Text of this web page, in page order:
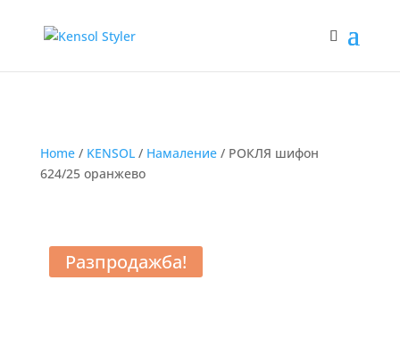
Home/ KENSOL/ Намаление/ РОКЛЯ шифон
624/25 оранжево
Разпродажба!